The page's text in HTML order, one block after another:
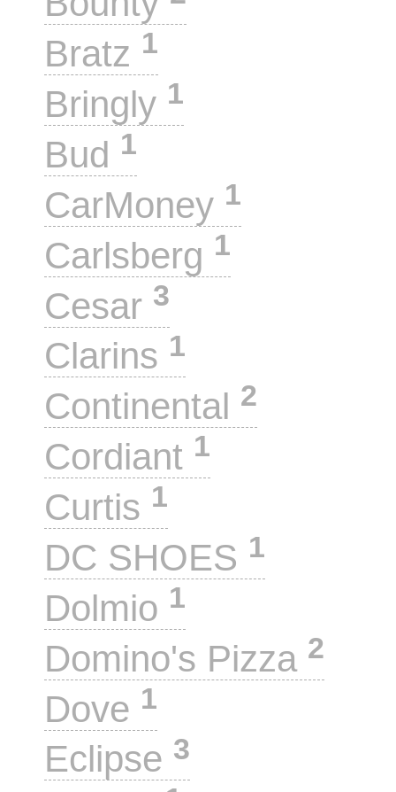
Bratz 1
Bringly 1
Bud 1
CarMoney 1
Carlsberg 1
Cesar 3
Clarins 1
Continental 2
Cordiant 1
Curtis 1
DC SHOES 1
Dolmio 1
Domino's Pizza 2
Dove 1
Eclipse 3